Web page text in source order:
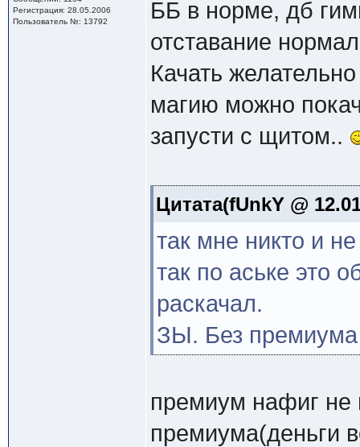
Регистрация: 28.05.2006
Пользователь №: 13792
ББ в норме, дб
отставание
Качать
магию можно
запусти с щитом..
Цитата(fUnkY @
так мне никто и
так по аське это
раскачал.
ЗЫ. Без
премиум нафиг не
премиума(деньги